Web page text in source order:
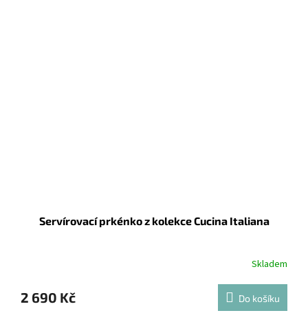
Servírovací prkénko z kolekce Cucina Italiana
Skladem
2 690 Kč Do košíku